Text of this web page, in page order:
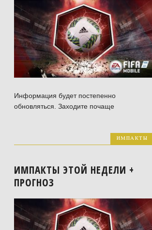
Информация будет постепенно
обновляться. Заходите почаще
ИМПАКТЫ
ИМПАКТЫ ЭТОЙ НЕДЕЛИ +
ПРОГНОЗ